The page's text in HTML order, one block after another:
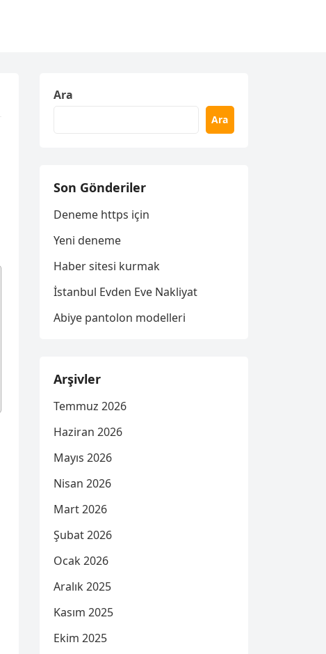
Ara
Ara
Son Gönderiler
Deneme https için
Yeni deneme
Haber sitesi kurmak
İstanbul Evden Eve Nakliyat
Abiye pantolon modelleri
Arşivler
Temmuz 2026
Haziran 2026
Mayıs 2026
Nisan 2026
Mart 2026
Şubat 2026
Ocak 2026
Aralık 2025
Kasım 2025
Ekim 2025